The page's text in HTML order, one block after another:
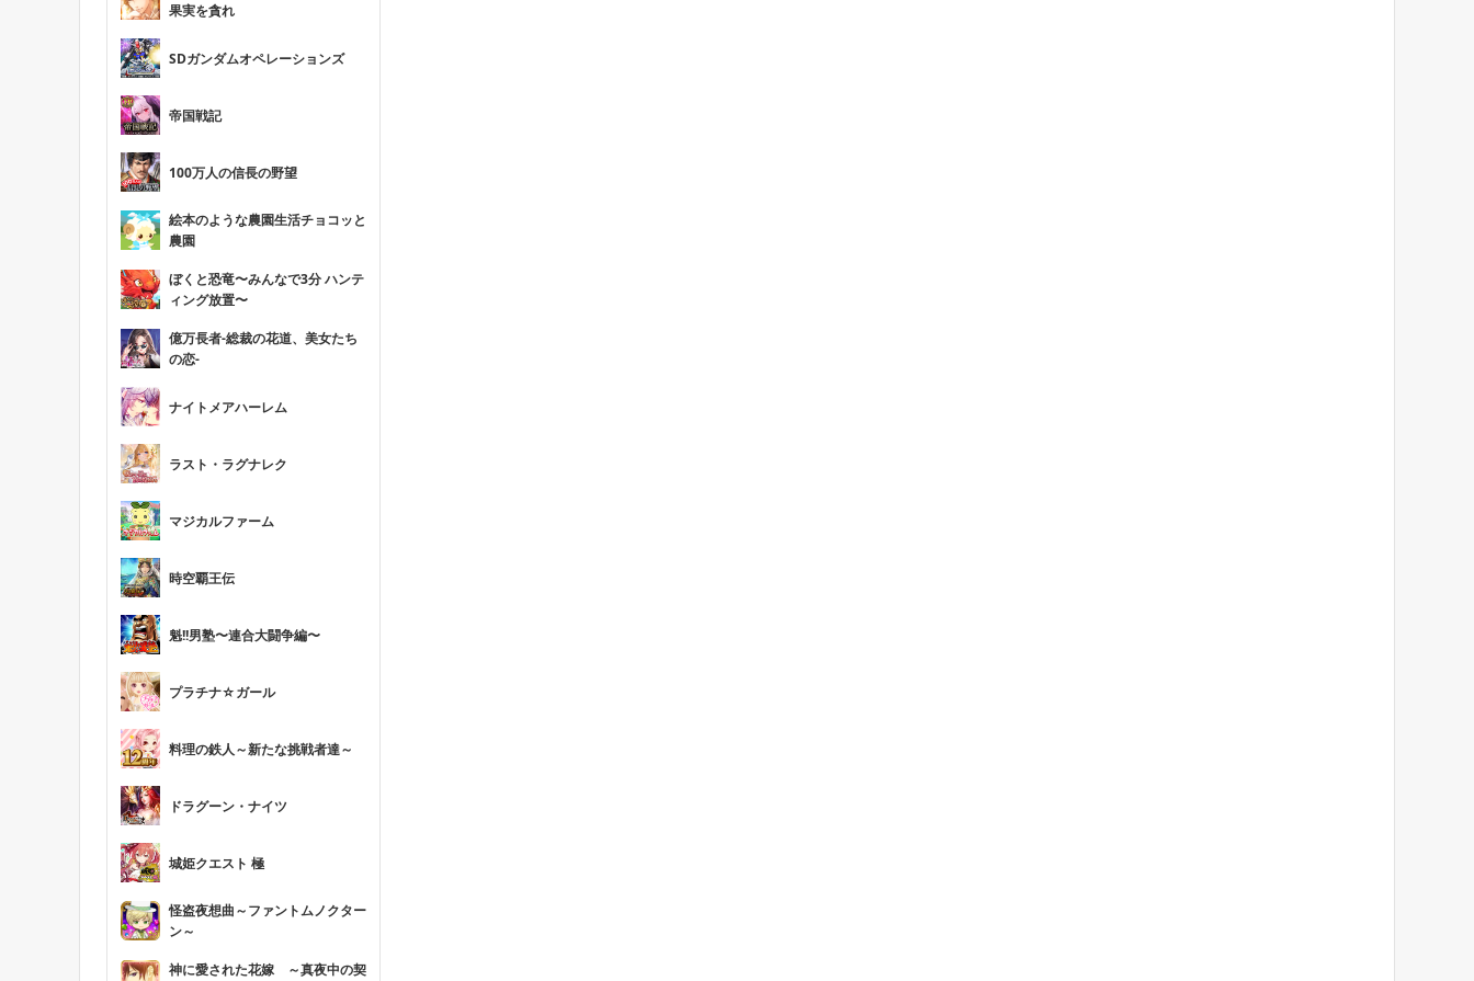
果実を貪れ
SDガンダムオペレーションズ
帝国戦記
100万人の信長の野望
絵本のような農園生活チョコッと
農園
ぼくと恐竜〜みんなで3分 ハンテ
ィング放置〜
億万長者-総裁の花道、美女たち
の恋-
ナイトメアハーレム
ラスト・ラグナレク
マジカルファーム
時空覇王伝
魁!!男塾〜連合大闘争編〜
プラチナ☆ガール
料理の鉄人～新たな挑戦者達～
ドラグーン・ナイツ
城姫クエスト 極
怪盗夜想曲～ファントムノクター
ン～
神に愛された花嫁 ～真夜中の契